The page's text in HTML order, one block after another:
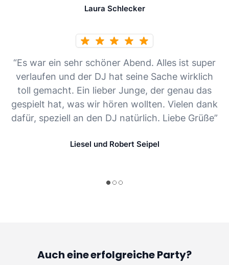
Laura Schlecker
“Es war ein sehr schöner Abend. Alles ist super
verlaufen und der DJ hat seine Sache wirklich
toll gemacht. Ein lieber Junge, der genau das
gespielt hat, was wir hören wollten. Vielen dank
dafür, speziell an den DJ natürlich. Liebe Grüße”
Liesel und Robert Seipel
Auch eine erfolgreiche Party?